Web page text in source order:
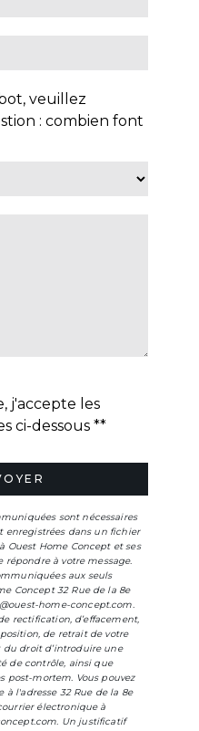
veuillez
: combien font
j'accepte les
ci-dessous **
sont nécessaires
enregistrées dans un fichier
Ouest Home Concept et ses
à votre message.
aux seuls
Concept 32 Rue de la 8e
home-concept.com.
rectification, d’effacement,
de retrait de votre
droit d’introduire une
de contrôle, ainsi que
post-mortem. Vous pouvez
à l'adresse 32 Rue de la 8e
électronique à
Un justificatif